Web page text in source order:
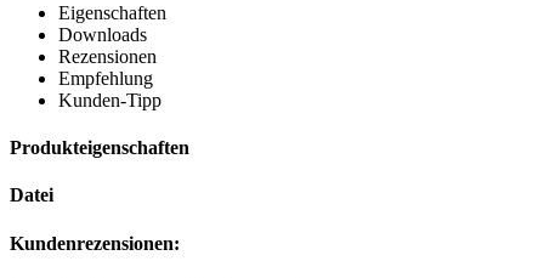
Eigenschaften
Downloads
Rezensionen
Empfehlung
Kunden-Tipp
Produkteigenschaften
Datei
Kundenrezensionen: